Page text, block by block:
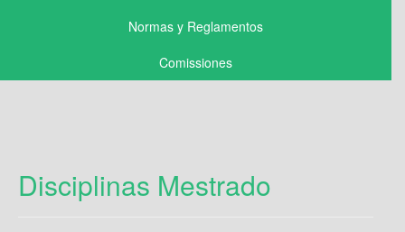
Normas y Reglamentos
Comissiones
Disciplinas Mestrado